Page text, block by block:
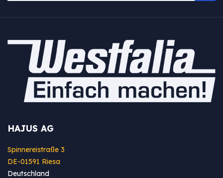
HAJUS AG
Spinnereistraße 3
DE-01591 Riesa
Deutschland